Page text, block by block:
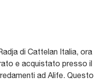
di Cattelan Italia, ora
e acquistato presso il
ad Alife. Questo